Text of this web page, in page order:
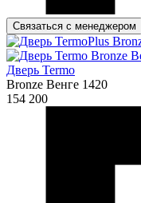
Связаться с менеджером
Дверь Termo
Bronze Венге 1420
154 200